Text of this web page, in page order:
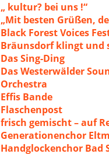
„ kultur? bei uns !“
„Mit besten Grüßen,
Black Forest Voices
Bräunsdorf klingt und
Das Sing-Ding
Das Westerwälder
Orchestra
Effis Bande
Flaschenpost
frisch gemischt – auf
Generationenchor
Handglockenchor Bad